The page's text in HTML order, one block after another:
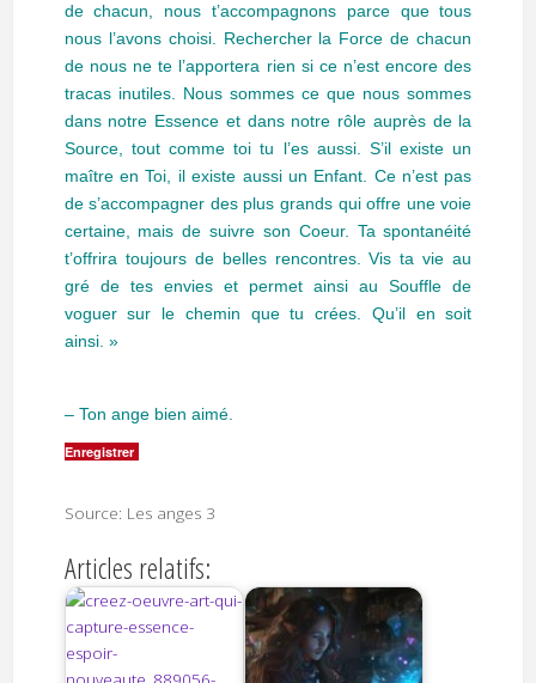
de chacun, nous t’accompagnons parce que tous
nous l’avons choisi. Rechercher la Force de chacun
de nous ne te l’apportera rien si ce n’est encore des
tracas inutiles. Nous sommes ce que nous sommes
dans notre Essence et dans notre rôle auprès de la
Source, tout comme toi tu l’es aussi. S’il existe un
maître en Toi, il existe aussi un Enfant. Ce n’est pas
de s’accompagner des plus grands qui offre une voie
certaine, mais de suivre son Coeur. Ta spontanéité
t’offrira toujours de belles rencontres. Vis ta vie au
gré de tes envies et permet ainsi au Souffle de
voguer sur le chemin que tu crées. Qu’il en soit
ainsi. »
– Ton ange bien aimé.
Enregistrer
Source: Les anges 3
Articles relatifs: